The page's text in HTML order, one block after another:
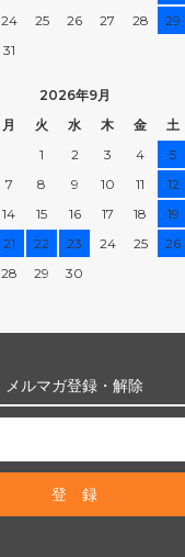
24 25 26 27 28
29
31
2026年9月
月 火 水 木 金
土
1
2 3 4
5
7 8 9 10 11
12
14 15 16 17 18
19
21 22 23 24 25
26
28 29 30
メルマガ登録・解除